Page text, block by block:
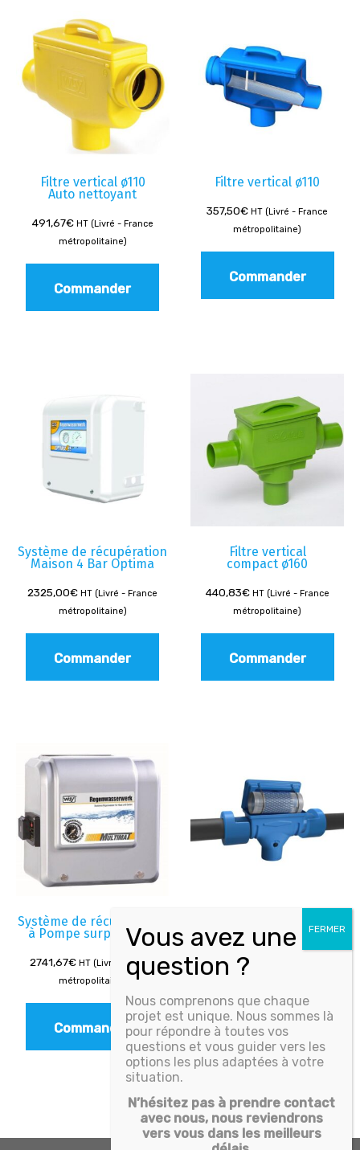
Filtre vertical ø110
Auto nettoyant
491,67€ HT (Livré - France
métropolitaine)
Commander
Filtre vertical ø110
357,50€ HT (Livré - France
métropolitaine)
Commander
Système de récupération
Maison 4 Bar Optima
2325,00€ HT (Livré - France
métropolitaine)
Commander
Filtre vertical
compact ø160
440,83€ HT (Livré - France
métropolitaine)
Commander
Système de récupération
à Pompe surpresseur
2741,67€ HT (Livré - France
métropolitaine)
Commander
Set Béton
408,33€
Commander
Nous comprenons que chaque
projet est unique. Nous sommes là
pour répondre à toutes vos
questions et vous guider vers les
options les plus adaptées à votre
situation.
N’hésitez pas à prendre contact
avec nous, nous reviendrons
vers vous dans les meilleurs